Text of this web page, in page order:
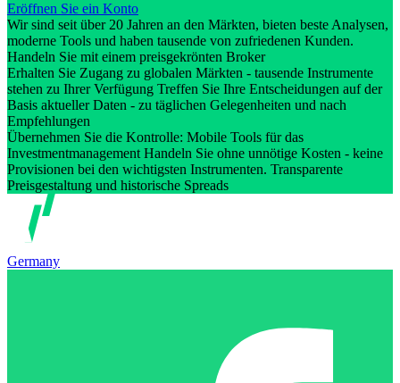
Eröffnen Sie ein Konto
Wir sind seit über 20 Jahren an den Märkten, bieten beste Analysen,
moderne Tools und haben tausende von zufriedenen Kunden.
Handeln Sie mit einem preisgekrönten Broker
Erhalten Sie Zugang zu globalen Märkten - tausende Instrumente
stehen zu Ihrer Verfügung Treffen Sie Ihre Entscheidungen auf der
Basis aktueller Daten - zu täglichen Gelegenheiten und nach
Empfehlungen
Übernehmen Sie die Kontrolle: Mobile Tools für das
Investmentmanagement Handeln Sie ohne unnötige Kosten - keine
Provisionen bei den wichtigsten Instrumenten. Transparente
Preisgestaltung und historische Spreads
Germany